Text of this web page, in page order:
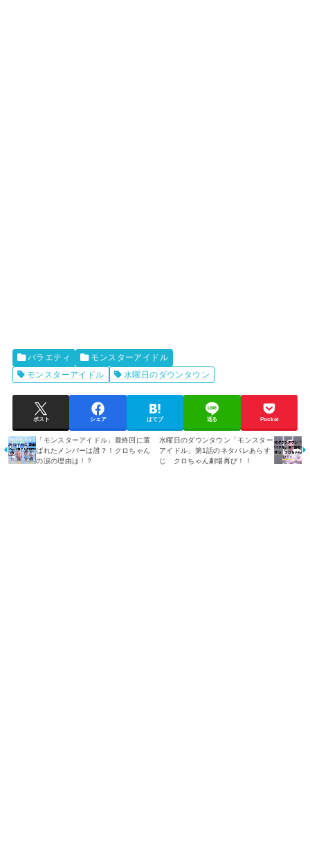
バラエティ
モンスターアイドル
モンスターアイドル
水曜日のダウンタウン
ポスト シェア はてブ 送る Pocket
「モンスターアイドル」最終回に選
ばれたメンバーは誰？！クロちゃん
の涙の理由は！？
水曜日のダウンタウン「モンスター
アイドル」第1話のネタバレあらす
じ クロちゃん劇場再び！！